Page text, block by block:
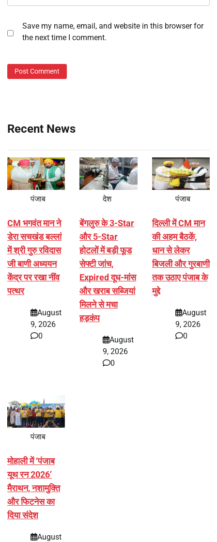
Save my name, email, and website in this browser for
the next time I comment.
Recent News
पंजाब
CM भगवंत मान ने
डेरा सचखंड बल्लां
में श्री गुरु रविदास
जी बाणी अध्ययन
केंद्र पर रखा नींव
पत्थर
August
9, 2026
0
देश
बेंगलुरु के 3-Star
और 5-Star
होटलों में बड़ी फूड
सेफ्टी जांच,
Expired दूध-मांस
और खराब सब्जियां
मिलने से मचा
हड़कंप
August
9, 2026
0
पंजाब
दिल्ली में CM मान
की अहम बैठकें,
धान से लेकर
बिजली और गुरबाणी
तक उठाए पंजाब के
मुद्दे
August
9, 2026
0
पंजाब
मोहाली में ‘पंजाब
यूथ रन 2026’
मैराथन, नशामुक्ति
और फिटनेस का
दिया संदेश
August